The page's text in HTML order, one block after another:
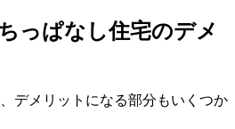
っぱなし住宅のデメ
デメリットになる部分もいくつか